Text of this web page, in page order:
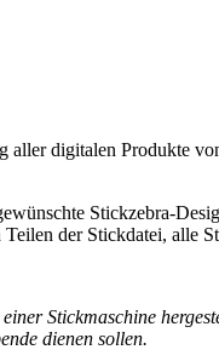
digitalen Produkte
Stickzebra-
der Stickdatei, alle
Stickmaschine
dienen sollen.